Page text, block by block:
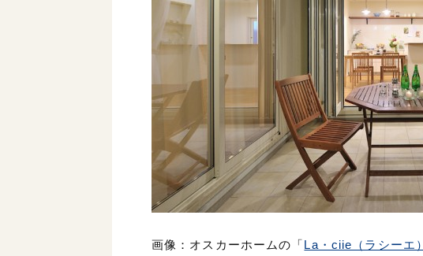
画像：オスカーホームの「La・ciie（ラシーエ）